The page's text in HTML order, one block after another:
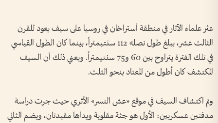
عثر علماء الآثار في منطقة أستراخان في روسيا على سيف يعود للقرن
الثالث عشر، يبلغ طول نصله 112 سنتيمتراً، بينما كان الطول القياسي
في تلك الفترة يتراوح بين 60 و75 سنتيمتراً. ويعني ذلك أن السيف
المكتشف كان أطول من المعتاد بنحو الثلث.
وتم اكتشاف السيف في موقع «عش النسر» الأثري حيث جرت دراسة
مدفنين عسكريين: الأول هو جثة مقلوبة ويداها مقيدتان، ويضم الثاني